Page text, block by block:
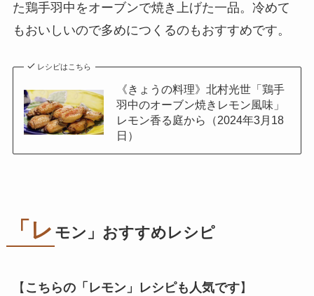
た鶏手羽中をオーブンで焼き上げた一品。冷めて
もおいしいので多めにつくるのもおすすめです。
レシピはこちら
《きょうの料理》北村光世「鶏手
羽中のオーブン焼きレモン風味」
レモン香る庭から（2024年3月18
日）
「レ モン」おすすめレシピ
【 こちらの「レモン」レシピも人気です】